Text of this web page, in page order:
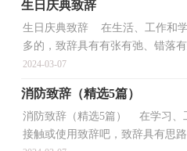
生日庆典致辞
生日庆典致辞 在生活、工作和
多的，致辞具有有张有弛、错落
清楚什么样的致辞才是好的致辞
2024-03-07
消防致辞（精选5篇）
消防致辞（精选5篇） 在学习、
接触或使用致辞吧，致辞具有思